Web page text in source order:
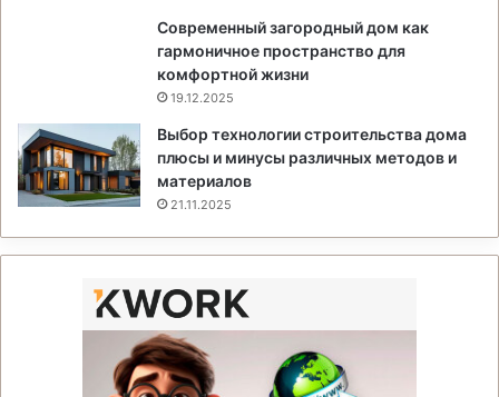
Современный загородный дом как
гармоничное пространство для
комфортной жизни
19.12.2025
Выбор технологии строительства дома
плюсы и минусы различных методов и
материалов
21.11.2025